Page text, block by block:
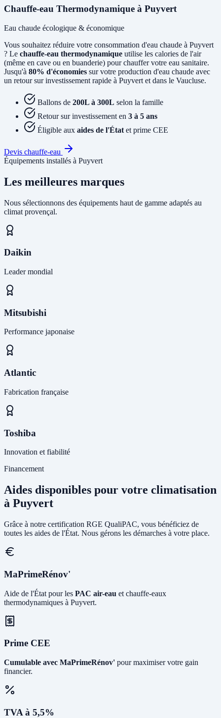
Chauffe-eau Thermodynamique à Puyvert
Eau chaude écologique & économique
Vous souhaitez réduire votre consommation d'eau chaude à Puyvert
? Le chauffe-eau thermodynamique utilise les calories de l'air
(même en cave ou en buanderie) pour chauffer votre eau sanitaire.
Jusqu'à 80% d'économies sur votre production d'eau chaude avec
un retour sur investissement rapide à Puyvert et dans le Vaucluse.
Ballons de 200L à 300L selon la famille
Retour sur investissement en 3 à 5 ans
Éligible aux aides de l'État et prime CEE
Devis chauffe-eau
Équipements installés à Puyvert
Les meilleures marques
Nous sélectionnons des équipements haut de gamme adaptés au
climat provençal.
Daikin
Leader mondial
Mitsubishi
Performance japonaise
Atlantic
Fabrication française
Toshiba
Innovation et fiabilité
Financement
Aides disponibles pour votre climatisation
à Puyvert
Grâce à notre certification RGE QualiPAC, vous bénéficiez de
toutes les aides de l'État. Nous gérons les démarches à votre place.
MaPrimeRénov'
Aide de l'État pour les PAC air-eau et chauffe-eaux
thermodynamiques à Puyvert.
Prime CEE
Cumulable avec MaPrimeRénov' pour maximiser votre gain
financier.
TVA à 5,5%